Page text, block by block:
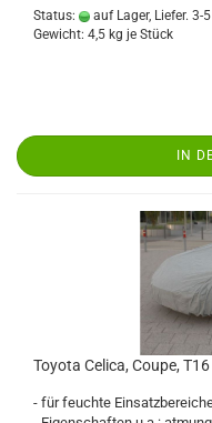
Status: auf Lager, Liefer. 3-
Gewicht: 4,5 kg je Stück
IN
Toyota Celica, Coupe,
- für feuchte